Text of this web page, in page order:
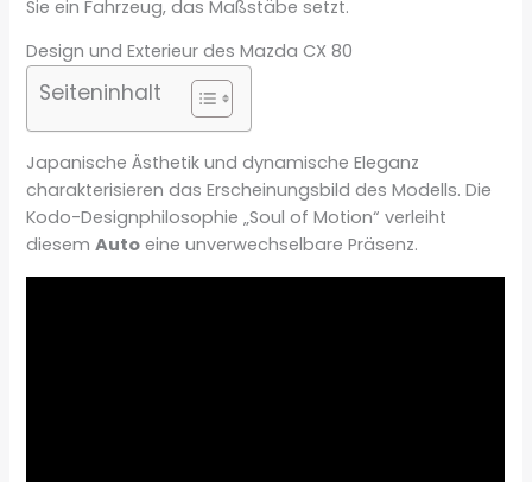
Sie ein Fahrzeug, das Maßstäbe setzt.
Design und Exterieur des Mazda CX 80
Seiteninhalt
Japanische Ästhetik und dynamische Eleganz
charakterisieren das Erscheinungsbild des Modells. Die
Kodo-Designphilosophie „Soul of Motion“ verleiht
diesemAuto eine unverwechselbare Präsenz.